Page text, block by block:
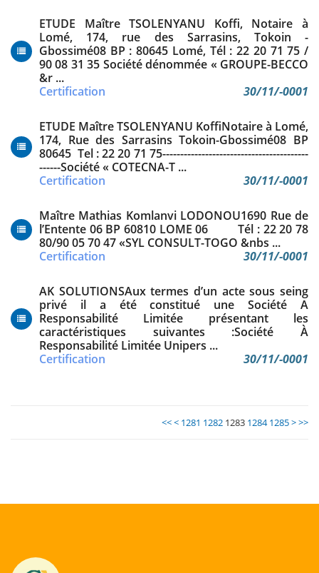
ETUDE Maître TSOLENYANU Koffi, Notaire à
Lomé, 174, rue des Sarrasins, Tokoin -
Gbossimé08 BP : 80645 Lomé, Tél : 22 20 71 75 /
90 08 31 35 Société dénommée « GROUPE-BECCO
&r ...
Certification
30/11/-0001
ETUDE Maître TSOLENYANU KoffiNotaire à Lomé,
174, Rue des Sarrasins Tokoin-Gbossimé08 BP
80645 Tel : 22 20 71 75-----------------------------------------
------Société « COTECNA-T ...
Certification
30/11/-0001
Maître Mathias Komlanvi LODONOU1690 Rue de
l’Entente 06 BP 60810 LOME 06 Tél : 22 20 78
80/90 05 70 47 «SYL CONSULT-TOGO &nbs ...
Certification
30/11/-0001
AK SOLUTIONSAux termes d’un acte sous seing
privé il a été constitué une Société A
Responsabilité Limitée présentant les
caractéristiques suivantes :Société À
Responsabilité Limitée Unipers ...
Certification
30/11/-0001
<<< 1281 1282 1283 1284 1285>>>